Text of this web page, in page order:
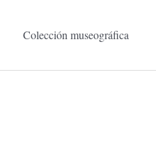
Colección museográfica